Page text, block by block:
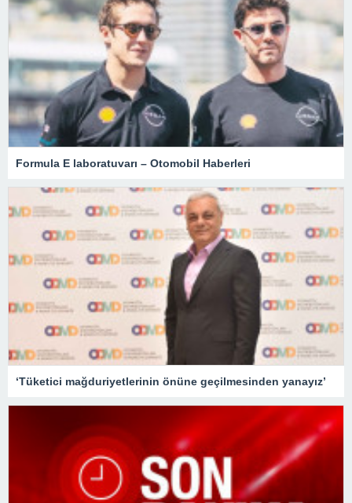
Formula E laboratuvarı – Otomobil Haberleri
‘Tüketici mağduriyetlerinin önüne geçilmesinden yanayız’